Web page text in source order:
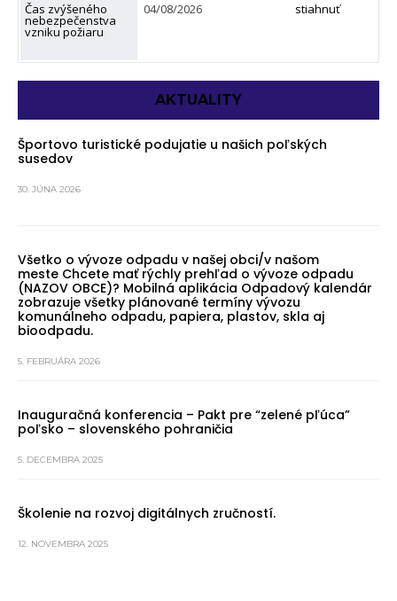
Čas zvýšeného
nebezpečenstva
vzniku požiaru
04/08/2026 stiahnuť
AKTUALITY
Športovo turistické podujatie u našich poľských
susedov
30. JÚNA 2026
Všetko o vývoze odpadu v našej obci/v našom
meste Chcete mať rýchly prehľad o vývoze odpadu
(NAZOV OBCE)? Mobilná aplikácia Odpadový kalendár
zobrazuje všetky plánované termíny vývozu
komunálneho odpadu, papiera, plastov, skla aj
bioodpadu.
5. FEBRUÁRA 2026
Inauguračná konferencia – Pakt pre “zelené pľúca”
poľsko – slovenského pohraničia
5. DECEMBRA 2025
Školenie na rozvoj digitálnych zručností.
12. NOVEMBRA 2025